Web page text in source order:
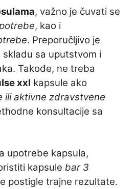
, važno je čuvati se
, kao i
. Preporučljivo je
sa uputstvom i
Takođe, ne treba
xxl kapsule ako
ili aktivne zdravstvene
konsultacije sa
upotrebe kapsula,
kapsule bar 3
postigle trajne rezultate.